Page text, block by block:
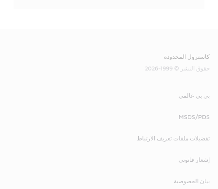
كاسترول المحدودة
حقوق النشر © 1999-2026
بي بي عالمي
MSDS/PDS
تفضيلات ملفات تعريف الارتباط
إشعار قانوني
بيان الخصوصية